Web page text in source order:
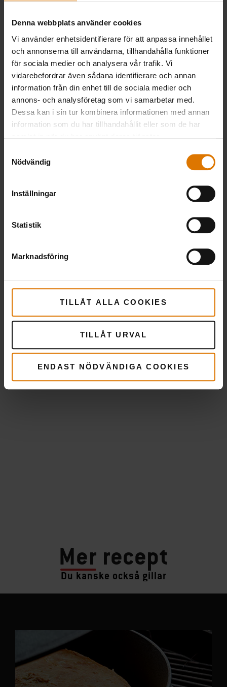
Denna webbplats använder cookies
Vi använder enhetsidentifierare för att anpassa innehållet
och annonserna till användarna, tillhandahålla funktioner
för sociala medier och analysera vår trafik. Vi
vidarebefordrar även sådana identifierare och annan
information från din enhet till de sociala medier och
annons- och analysföretag som vi samarbetar med.
Dessa kan i sin tur kombinera informationen med annan
information som du har tillhandahållit eller som de har
Nödvändig
Inställningar
Statistik
Marknadsföring
TILLÅT ALLA COOKIES
TILLÅT URVAL
ENDAST NÖDVÄNDIGA COOKIES
Grillspett
PRINT THIS LIST
Rekommenderade
Mer recept
Du kanske också gillar